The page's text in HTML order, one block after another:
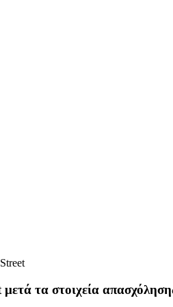
τα στοιχεία